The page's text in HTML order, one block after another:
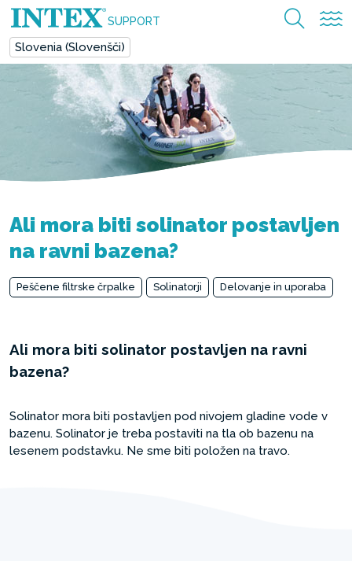
SUPPORT
Slovenia (Slovenšči)
Ali mora biti solinator postavljen
na ravni bazena?
Peščene filtrske črpalke Solinatorji Delovanje in uporaba
Ali mora biti solinator postavljen na ravni
bazena?
Solinator mora biti postavljen pod nivojem gladine vode v
bazenu. Solinator je treba postaviti na tla ob bazenu na
lesenem podstavku. Ne sme biti položen na travo.